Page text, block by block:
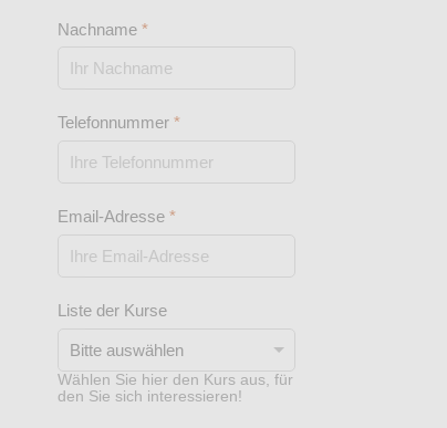
Nachname *
Telefonnummer *
Email-Adresse *
Liste der Kurse
Wählen Sie hier den Kurs aus, für
den Sie sich interessieren!